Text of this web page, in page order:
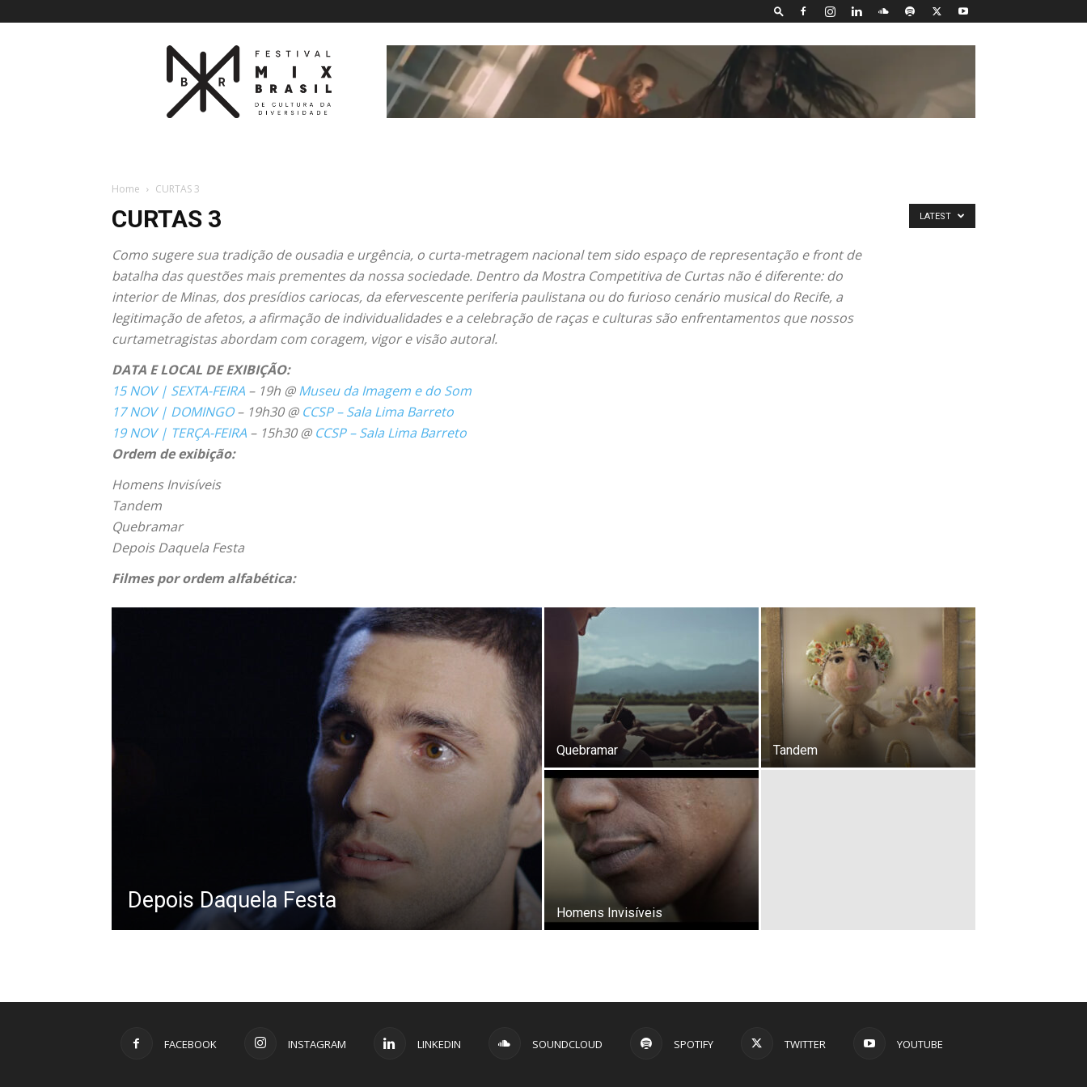
27º
Festival
MixBrasil
Home CURTAS 3
CURTAS 3
Como sugere sua tradição de ousadia e urgência, o curta-metragem nacional tem sido espaço de representação e front de
batalha das questões mais prementes da nossa sociedade. Dentro da Mostra Competitiva de Curtas não é diferente: do
interior de Minas, dos presídios cariocas, da efervescente periferia paulistana ou do furioso cenário musical do Recife, a
legitimação de afetos, a afirmação de individualidades e a celebração de raças e culturas são enfrentamentos que nossos
curtametragistas abordam com coragem, vigor e visão autoral.
DATA E LOCAL DE EXIBIÇÃO:
15 NOV | SEXTA-FEIRA – 19h @Museu da Imagem e do Som
17 NOV | DOMINGO– 19h30 @ CCSP – Sala Lima Barreto
19 NOV | TERÇA-FEIRA – 15h30 @ CCSP – Sala Lima Barreto
Ordem de exibição:
Homens Invisíveis
Tandem
Quebramar
Depois Daquela Festa
Filmes por ordem alfabética:
LATEST
Depois Daquela Festa
Quebramar Tandem
Homens Invisíveis
FACEBOOK INSTAGRAM LINKEDIN SOUNDCLOUD SPOTIFY TWITTER YOUTUBE